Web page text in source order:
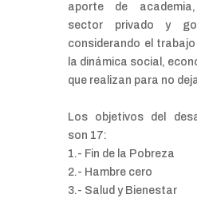
aporte de
sector privado y
considerando el
la dinámica social,
que realizan para no
Los objetivos del
son 17:
1.- Fin de la Pobreza
2.- Hambre cero
3.- Salud y Bienestar